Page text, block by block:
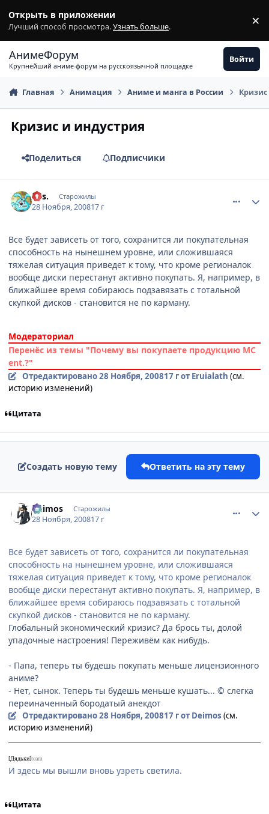
Открыть в приложении
Лучший способ просмотра.Узнать больше. ×
АнимеФорум
Крупнейший аниме-форум на русскоязычной площадке
Войти
Главная Анимация Аниме и манга в России
Кризис и индустрия
Поделиться Подписчики
k.is. Старожилы
28 Ноября, 200817 г
Все будет зависеть от того, сохранится ли покупательная
способность на нынешнем уровне, или сложившаяся
тяжелая ситуация приведет к тому, что кроме регионалок
вообще диски перестанут активно покупать. Я, например, в
ближайшее время собираюсь подзавязать с тотальной
скупкой дисков - становится не по карману.
Модераториал
Перенёс из темы "Почему вы покупаете продукцию МС
ent.?"
Отредактировано28 Ноября, 200817 гот Eruialath (см.
историю изменений)
Цитата
Создать новую тему Ответить на эту тему
Deimos Старожилы
28 Ноября, 200817 г
Все будет зависеть от того, сохранится ли покупательная
способность на нынешнем уровне, или сложившаяся
тяжелая ситуация приведет к тому, что кроме регионалок
вообще диски перестанут активно покупать. Я, например, в
ближайшее время собираюсь подзавязать с тотальной
скупкой дисков - становится не по карману.
Глобальный экономический кризис? Да брось ты, долой
упадочные настроения! Переживём как нибудь.
- Папа, теперь ты будешь покупать меньше лицензионного
аниме?
- Нет, сынок. Теперь ты будешь меньше кушать... © слегка
переиначенный бородатый анекдот
Отредактировано28 Ноября, 200817 гот Deimos (см.
историю изменений)
[Дядьки]team
И здесь мы вышли вновь узреть светила.
Цитата